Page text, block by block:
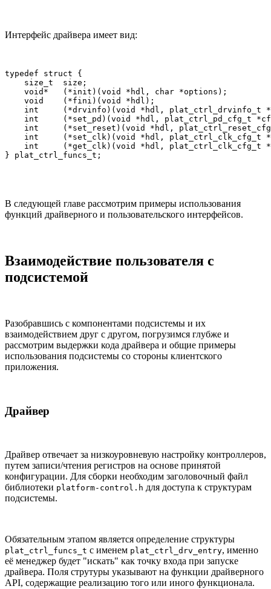
Интерфейс драйвера имеет вид:
typedef struct {
    size_t  size;
    void*   (*init)(void *hdl, char *options);
    void    (*fini)(void *hdl);
int     (*drvinfo)(void *hdl, plat_ctrl_drvinfo_t
int     (*set_pd)(void *hdl, plat_ctrl_pd_cfg_t
int     (*set_reset)(void *hdl,
int     (*set_clk)(void *hdl, plat_ctrl_clk_cfg_t
int     (*get_clk)(void *hdl, plat_ctrl_clk_cfg_t
} plat_ctrl_funcs_t;
В следующей главе рассмотрим примеры использования
функций драйверного и пользовательского интерфейсов.
Взаимодействие пользователя с
подсистемой
Разобравшись с компонентами подсистемы и их
взаимодействием друг с другом, погрузимся глубже и
рассмотрим выдержки кода драйвера и общие примеры
использования подсистемы со стороны клиентского
приложения.
Драйвер
Драйвер отвечает за низкоуровневую настройку контроллеров,
путем записи/чтения регистров на основе принятой
конфигурации. Для сборки необходим заголовочный файл
библиотеки platform-control.h для доступа к структурам
подсистемы.
Обязательным этапом является определение структуры
plat_ctrl_funcs_t с именем plat_ctrl_drv_entry, именно
её менеджер будет "искать" как точку входа при запуске
драйвера. Поля струтуры указывают на функции драйверного
API, содержащие реализацию того или иного функционала.